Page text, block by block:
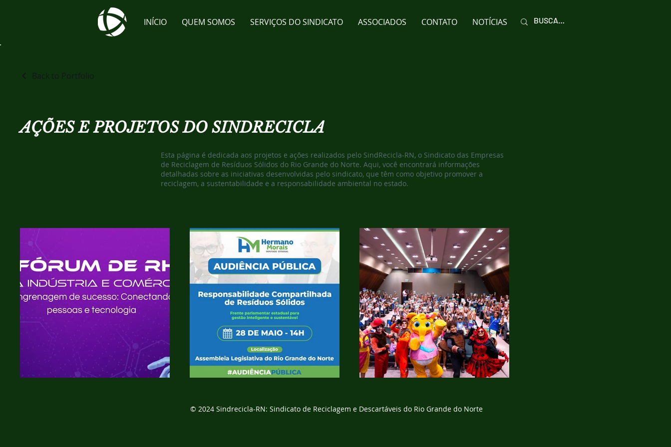
INÍCIO QUEM SOMOS SERVIÇOS DO SINDICATO ASSOCIADOS CONTATO NOTÍCIAS
Back to Portfolio
AÇÕES E PROJETOS DO SINDRECICLA
Esta página é dedicada aos projetos e ações realizados pelo SindRecicla-RN, o Sindicato das Empresas
de Reciclagem de Resíduos Sólidos do Rio Grande do Norte. Aqui, você encontrará informações
detalhadas sobre as iniciativas desenvolvidas pelo sindicato, que têm como objetivo promover a
reciclagem, a sustentabilidade e a responsabilidade ambiental no estado.
© 2024 Sindrecicla-RN: Sindicato de Reciclagem e Descartáveis do Rio Grande do Norte